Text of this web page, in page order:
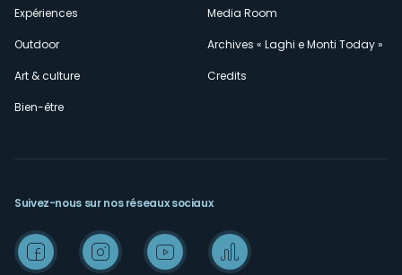
Expériences
Outdoor
Art & culture
Bien-être
Media Room
Archives « Laghi e Monti Today »
Credits
Suivez-nous sur nos réseaux sociaux